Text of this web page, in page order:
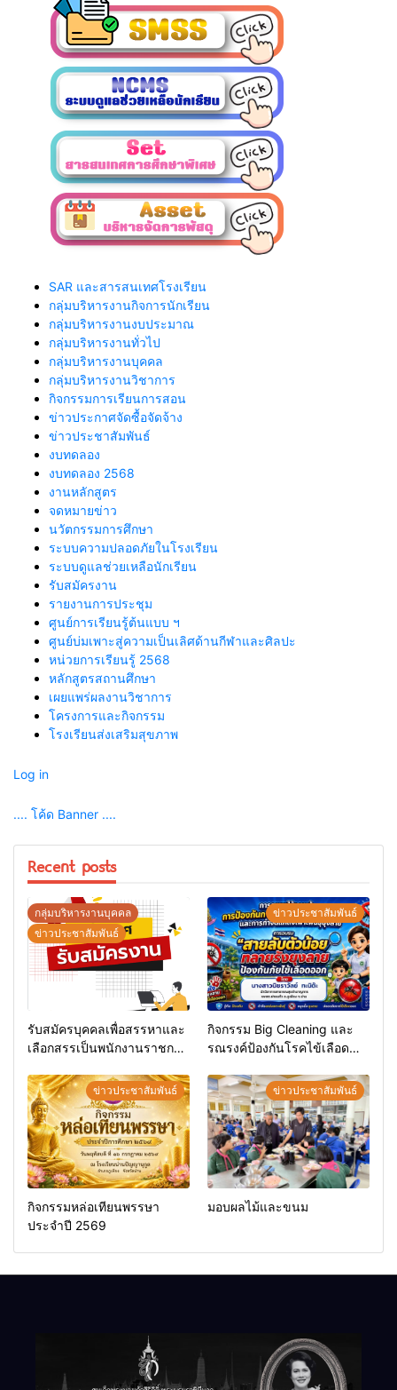
SAR และสารสนเทศโรงเรียน
กลุ่มบริหารงานกิจการนักเรียน
กลุ่มบริหารงานงบประมาณ
กลุ่มบริหารงานทั่วไป
กลุ่มบริหารงานบุคคล
กลุ่มบริหารงานวิชาการ
กิจกรรมการเรียนการสอน
ข่าวประกาศจัดซื้อจัดจ้าง
ข่าวประชาสัมพันธ์
งบทดลอง
งบทดลอง 2568
งานหลักสูตร
จดหมายข่าว
นวัตกรรมการศึกษา
ระบบความปลอดภัยในโรงเรียน
ระบบดูแลช่วยเหลือนักเรียน
รับสมัครงาน
รายงานการประชุม
ศูนย์การเรียนรู้ต้นแบบ ฯ
ศูนย์บ่มเพาะสู่ความเป็นเลิศด้านกีฬาและศิลปะ
หน่วยการเรียนรู้ 2568
หลักสูตรสถานศึกษา
เผยแพร่ผลงานวิชาการ
โครงการและกิจกรรม
โรงเรียนส่งเสริมสุขภาพ
Log in
.... โค้ด Banner ....
Recent posts
กลุ่มบริหารงานบุคคล
ข่าวประชาสัมพันธ์
รับสมัครบุคคลเพื่อสรรหาและ
เลือกสรรเป็นพนักงานราชการ
ข่าวประชาสัมพันธ์
กิจกรรม Big Cleaning และ
รณรงค์ป้องกันโรคไข้เลือด
ข่าวประชาสัมพันธ์
กิจกรรมหล่อเทียนพรรษา
ประจำปี 2569
ข่าวประชาสัมพันธ์
มอบผลไม้และขนม